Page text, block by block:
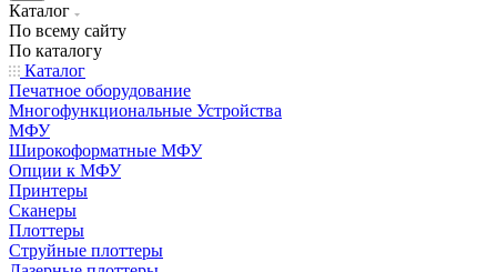
Каталог
По всему сайту
По каталогу
Каталог
Печатное оборудование
Многофункциональные Устройства
МФУ
Широкоформатные МФУ
Опции к МФУ
Принтеры
Сканеры
Плоттеры
Струйные плоттеры